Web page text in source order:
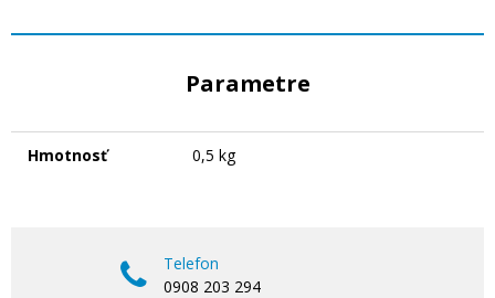
Parametre
Hmotnosť 0,5 kg
Telefon
0908 203 294